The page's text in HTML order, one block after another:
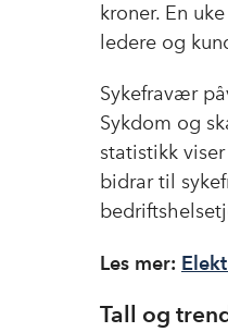
kroner. En
ledere og
Sykefravær
Sykdom og
statistikk
bidrar til
Les mer:
Tall og